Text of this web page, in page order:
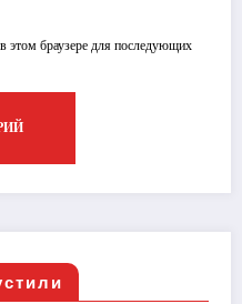
этом браузере для последующих